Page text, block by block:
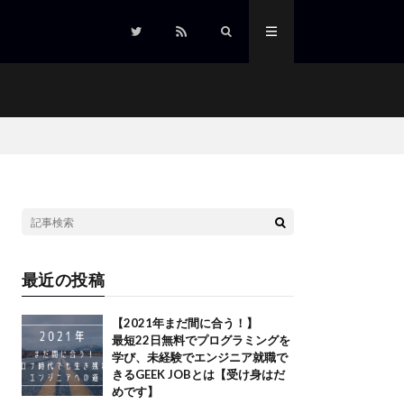
最近の投稿
【2021年まだ間に合う！】
最短22日無料でプログラミングを
学び、未経験でエンジニア就職で
きるGEEK JOBとは【受け身はだ
めです】